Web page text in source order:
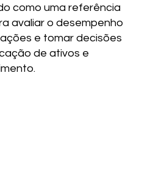
como uma referência
avaliar o desempenho
e tomar decisões
de ativos e